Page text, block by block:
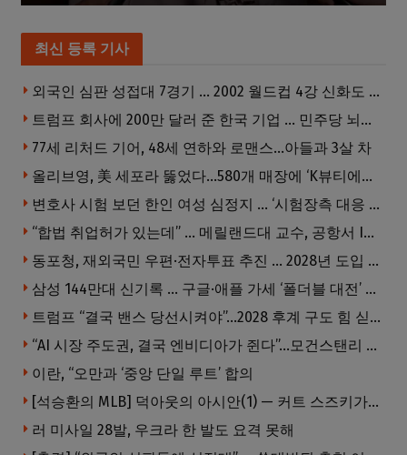
최신 등록 기사
외국인 심판 성접대 7경기 … 2002 월드컵 4강 신화도 흔들
트럼프 회사에 200만 달러 준 한국 기업 … 민주당 뇌물의혹 조사
77세 리처드 기어, 48세 연하와 로맨스…아들과 3살 차
올리브영, 美 세포라 뚫었다…580개 매장에 ‘K뷰티에딧’ 론칭
변호사 시험 보던 한인 여성 심정지 … ‘시험장측 대응 부적절’ 소송
“합법 취업허가 있는데” … 메릴랜드대 교수, 공항서 ICE에 체포, 구금 중
동포청, 재외국민 우편·전자투표 추진 … 2028년 도입 목표
삼성 144만대 신기록 … 구글·애플 가세 ‘폴더블 대전’ 열린다
트럼프 “결국 밴스 당선시켜야”…2028 후계 구도 힘 싣나
“AI 시장 주도권, 결국 엔비디아가 쥔다”…모건스탠리 장담
이란, “오만과 ‘중앙 단일 루트’ 합의
[석승환의 MLB] 덕아웃의 아시안(1) — 커트 스즈키가 우리에게 묻는 것
러 미사일 28발, 우크라 한 발도 요격 못해